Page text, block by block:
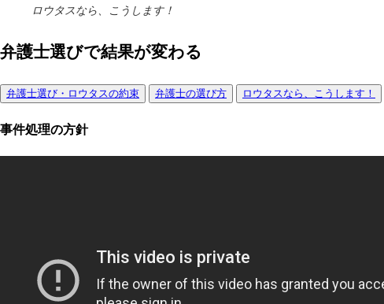
ロウタスなら、こうします！
弁護士選びで結果が変わる
弁護士選び・ロウタスの約束 弁護士の選び方 ロウタスなら、こうします！
事件処理の方針